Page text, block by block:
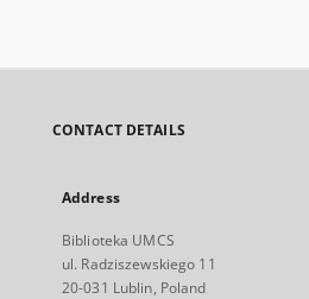
CONTACT DETAILS
Address
Biblioteka UMCS
ul. Radziszewskiego 11
20-031 Lublin, Poland